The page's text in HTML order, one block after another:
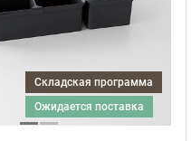
Складская программа
ожидается поставка